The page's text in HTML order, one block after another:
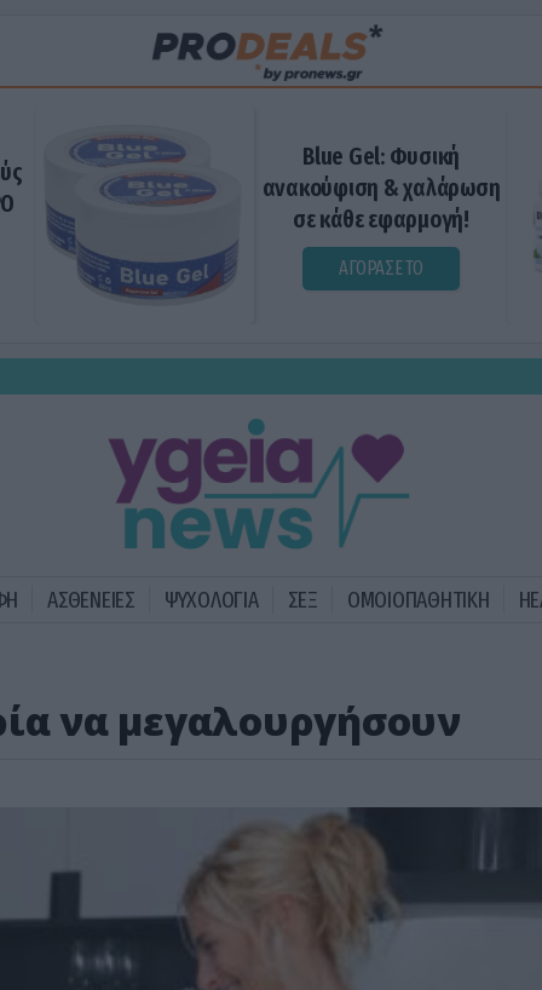
Blue Gel: Φυσική
ανακούφιση & χαλάρωση
σε κάθε εφαρμογή!
ΑΓΟΡΑΣΕ ΤΟ
ΑΣΘΕΝΕΙΕΣ ΨΥΧΟΛΟΓΙΑ ΣΕΞ ΟΜΟΙΟΠΑΘΗΤΙΚΗ
να μεγαλουργήσουν